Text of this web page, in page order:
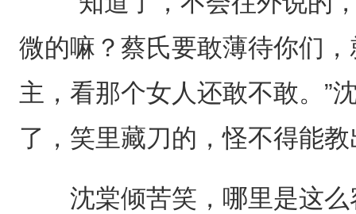
微的嘛？蔡氏要敢薄待你们
主，看那个女人还敢不敢。”
了，笑里藏刀的，怪不得能
沈棠倾苦笑，哪里是这么